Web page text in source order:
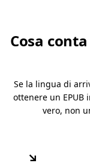
Cosa
Se la lingua di
ottenere un
vero, non
↘